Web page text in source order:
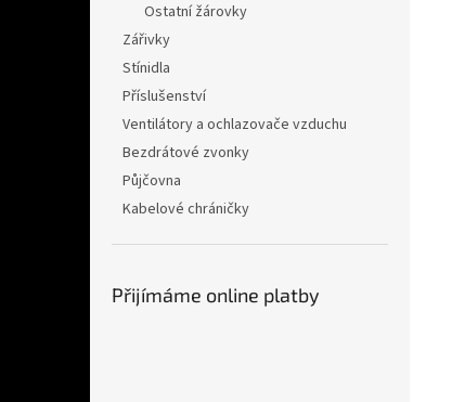
Ostatní žárovky
Zářivky
Stínidla
Příslušenství
Ventilátory a ochlazovače vzduchu
Bezdrátové zvonky
Půjčovna
Kabelové chráničky
Přijímáme online platby